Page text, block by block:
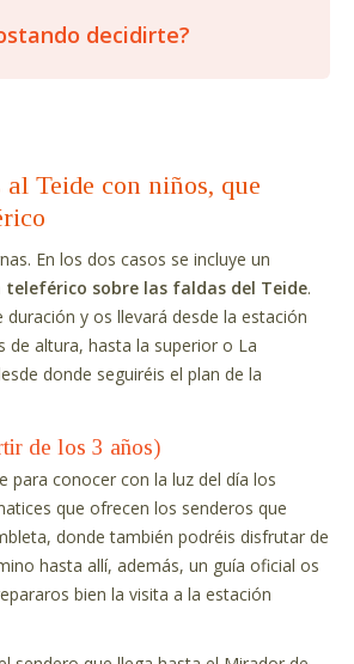
decidirte?
Teide con niños, que
En los dos casos se incluye un
sobre las faldas del Teide.
y os llevará desde la estación
de altura, hasta la superior o La
donde seguiréis el plan de la
de los 3 años)
para conocer con la luz del día los
que ofrecen los senderos que
donde también podréis disfrutar de
hasta allí, además, un guía oficial os
bien la visita a la estación